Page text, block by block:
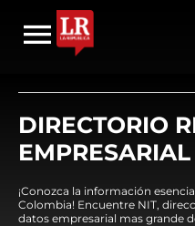
DIRECTORIO
EMPRESARIAL
¡Conozca la información
Colombia! Encuentre NIT,
datos empresarial mas grande